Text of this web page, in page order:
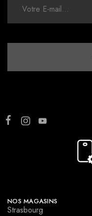
NOS MAGASINS
Strasbourg